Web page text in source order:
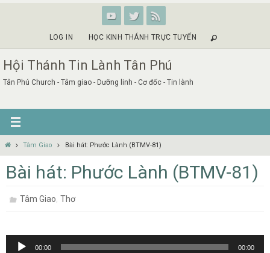
LOG IN HỌC KINH THÁNH TRỰC TUYẾN
Hội Thánh Tin Lành Tân Phú
Tân Phú Church - Tâm giao - Dưỡng linh - Cơ đốc - Tin lành
HomeTâm Giao Bài hát: Phước Lành (BTMV-81)
Bài hát: Phước Lành (BTMV-81)
Tâm Giao,Thơ
Audio
00:00 00:00